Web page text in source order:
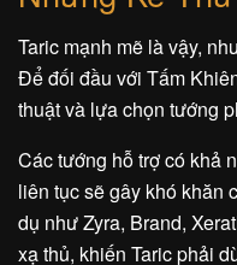
Taric mạnh mẽ là vậy,
Để đối đầu với Tấm
thuật và lựa chọn tướng
Các tướng hỗ trợ có khả
liên tục sẽ gây khó khăn
dụ như Zyra, Brand,
xạ thủ, khiến Taric phải